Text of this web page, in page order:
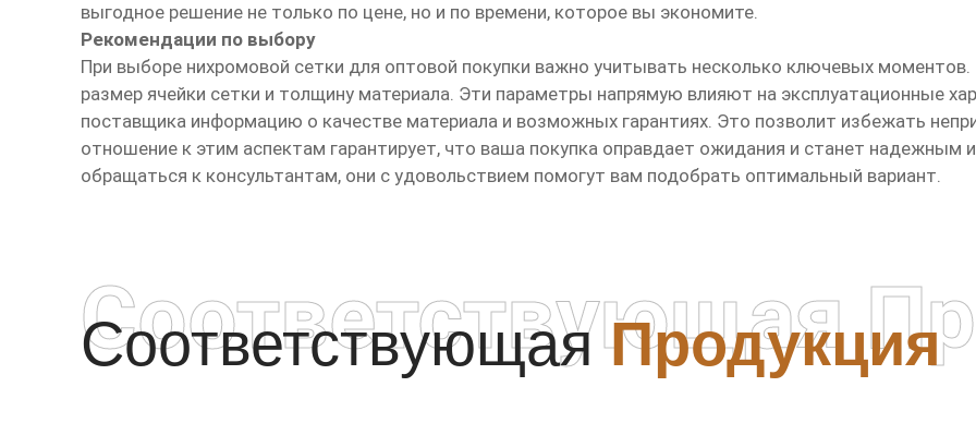
выгодное решение не только по цене, но и по времени, которое вы экономите.
Рекомендации по выбору
При выборе нихромовой сетки для оптовой покупки важно учитывать несколько ключевых
размер ячейки сетки и толщину материала. Эти параметры напрямую влияют на эксплуатационные
поставщика информацию о качестве материала и возможных гарантиях. Это позволит избежать
отношение к этим аспектам гарантирует, что ваша покупка оправдает ожидания и станет надежным
обращаться к консультантам, они с удовольствием помогут вам подобрать оптимальный вариант.
СоответствующаяПродукция
Соответствующая